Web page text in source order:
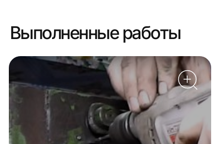
Выполненные работы